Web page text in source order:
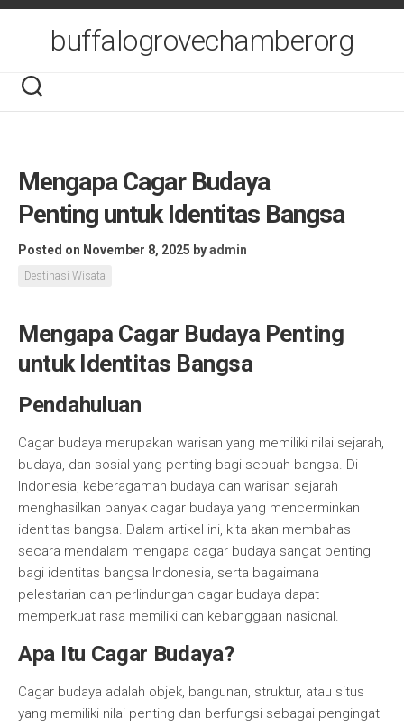
Skip
buffalogrovechamberorg
Mengapa Cagar Budaya
Penting untuk Identitas Bangsa
Posted on November 8, 2025 byadmin
Destinasi Wisata
Mengapa Cagar Budaya Penting
untuk Identitas Bangsa
Pendahuluan
Cagar budaya merupakan warisan yang memiliki nilai sejarah,
budaya, dan sosial yang penting bagi sebuah bangsa. Di
Indonesia, keberagaman budaya dan warisan sejarah
menghasilkan banyak cagar budaya yang mencerminkan
identitas bangsa. Dalam artikel ini, kita akan membahas
secara mendalam mengapa cagar budaya sangat penting
bagi identitas bangsa Indonesia, serta bagaimana
pelestarian dan perlindungan cagar budaya dapat
memperkuat rasa memiliki dan kebanggaan nasional.
Apa Itu Cagar Budaya?
Cagar budaya adalah objek, bangunan, struktur, atau situs
yang memiliki nilai penting dan berfungsi sebagai pengingat